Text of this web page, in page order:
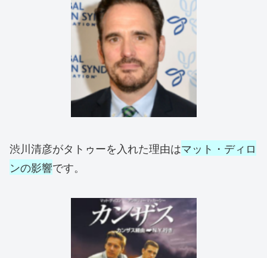
渋川清彦がタトゥーを入れた理由はマット・ディロ
ンの影響です。